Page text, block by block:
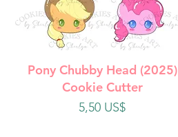
Vista rápida
Pony Chubby Head (2025)
Cookie Cutter
Precio
5,50 US$